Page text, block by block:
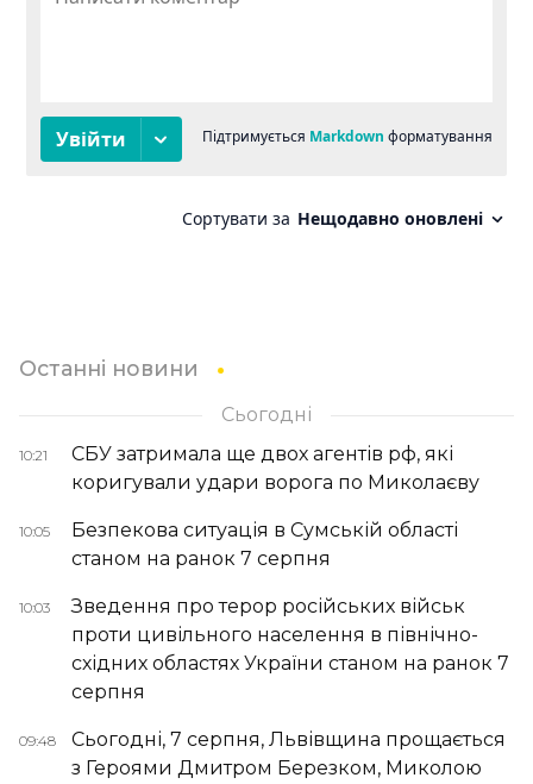
Останні новини
Сьогодні
10:21
СБУ затримала ще двох агентів рф, які
коригували удари ворога по Миколаєву
10:05
Безпекова ситуація в Сумській області
станом на ранок 7 серпня
10:03
Зведення про терор російських військ
проти цивільного населення в північно-
східних областях України станом на ранок 7
серпня
09:48
Сьогодні, 7 серпня, Львівщина прощається
з Героями Дмитром Березком, Миколою